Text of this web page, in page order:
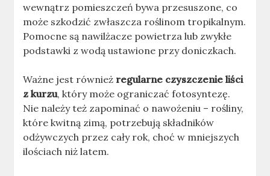
wewnątrz pomieszczeń bywa przesuszone, co
może szkodzić zwłaszcza roślinom tropikalnym.
Pomocne są nawilżacze powietrza lub zwykłe
podstawki z wodą ustawione przy doniczkach.
Ważne jest również regularne czyszczenie liści
z kurzu, który może ograniczać fotosyntezę.
Nie należy też zapominać o nawożeniu – rośliny,
które kwitną zimą, potrzebują składników
odżywczych przez cały rok, choć w mniejszych
ilościach niż latem.